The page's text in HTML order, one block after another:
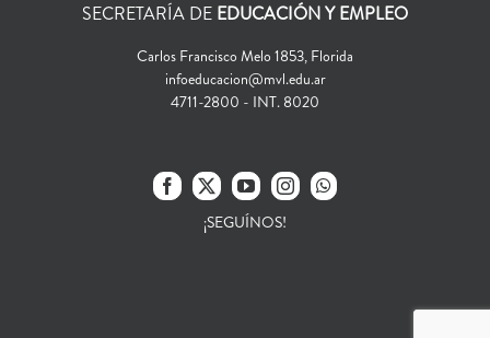
SECRETARÍA DE EDUCACIÓN Y EMPLEO
Carlos Francisco Melo 1853, Florida
infoeducacion@mvl.edu.ar
4711-2800 - INT. 8020
¡SEGUÍNOS!